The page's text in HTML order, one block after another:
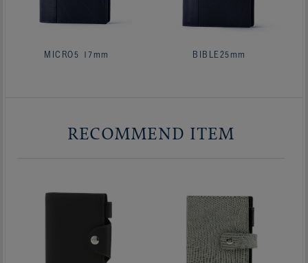
MICRO5 17mm BIBLE25mm
RECOMMEND ITEM